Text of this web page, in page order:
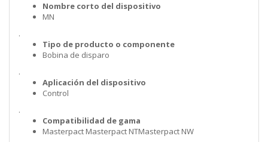
Nombre corto del dispositivo
MN
.
Tipo de producto o componente
Bobina de disparo
.
Aplicación del dispositivo
Control
.
Compatibilidad de gama
Masterpact Masterpact NTMasterpact NW